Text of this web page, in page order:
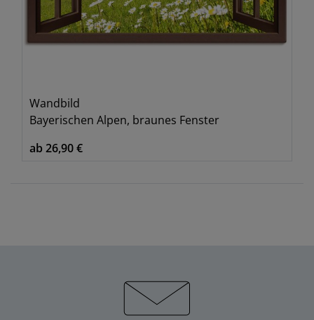
Wandbild
Bayerischen Alpen, braunes Fenster
ab 26,90 €